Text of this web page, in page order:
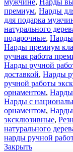
мужчине, Нарды
премиум, Нарды
для подарка
натурального
подарочные,
Нарды премиум
ручная работа
Нарды ручной
доставкой, Нарды
ручной работы
орнаментом, Нарды
Нарды с
орнаментом,
эксклюзивные,
натурального
нарды ручной
Закрыть